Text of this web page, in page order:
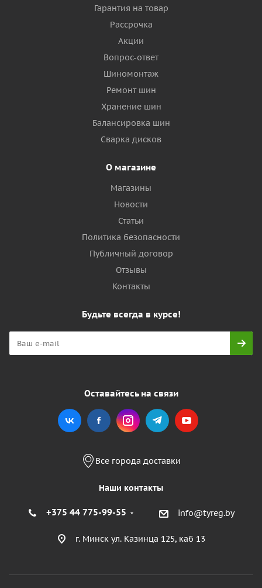
Гарантия на товар
Рассрочка
Акции
Вопрос-ответ
Шиномонтаж
Ремонт шин
Хранение шин
Балансировка шин
Сварка дисков
О магазине
Магазины
Новости
Статьи
Политика безопасности
Публичный договор
Отзывы
Контакты
Будьте всегда в курсе!
Оставайтесь на связи
Все города доставки
Наши контакты
+375 44 775-99-55 info@tyreg.by
г. Минск ул. Казинца 125, каб 13